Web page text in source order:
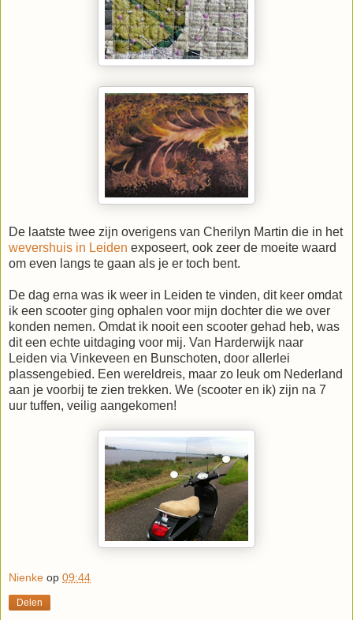
De laatste twee zijn overigens van Cherilyn Martin die in het
wevershuis in Leiden exposeert, ook zeer de moeite waard
om even langs te gaan als je er toch bent.
De dag erna was ik weer in Leiden te vinden, dit keer omdat
ik een scooter ging ophalen voor mijn dochter die we over
konden nemen. Omdat ik nooit een scooter gehad heb, was
dit een echte uitdaging voor mij. Van Harderwijk naar
Leiden via Vinkeveen en Bunschoten, door allerlei
plassengebied. Een wereldreis, maar zo leuk om Nederland
aan je voorbij te zien trekken. We (scooter en ik) zijn na 7
uur tuffen, veilig aangekomen!
Nienke op 09:44
Delen